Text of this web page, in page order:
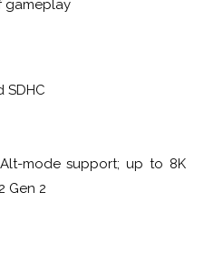
gameplay
SDHC
mode support; up to 8K
Gen 2